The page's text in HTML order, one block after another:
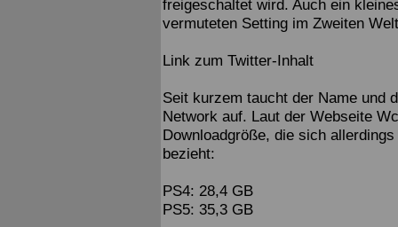
freigeschaltet wird. Auch ein
vermuteten Setting im Zweiten
Link zum Twitter-Inhalt
Seit kurzem taucht der Name und
Network auf. Laut der Webseite
Downloadgröße, die sich
bezieht:
PS4: 28,4 GB
PS5: 35,3 GB